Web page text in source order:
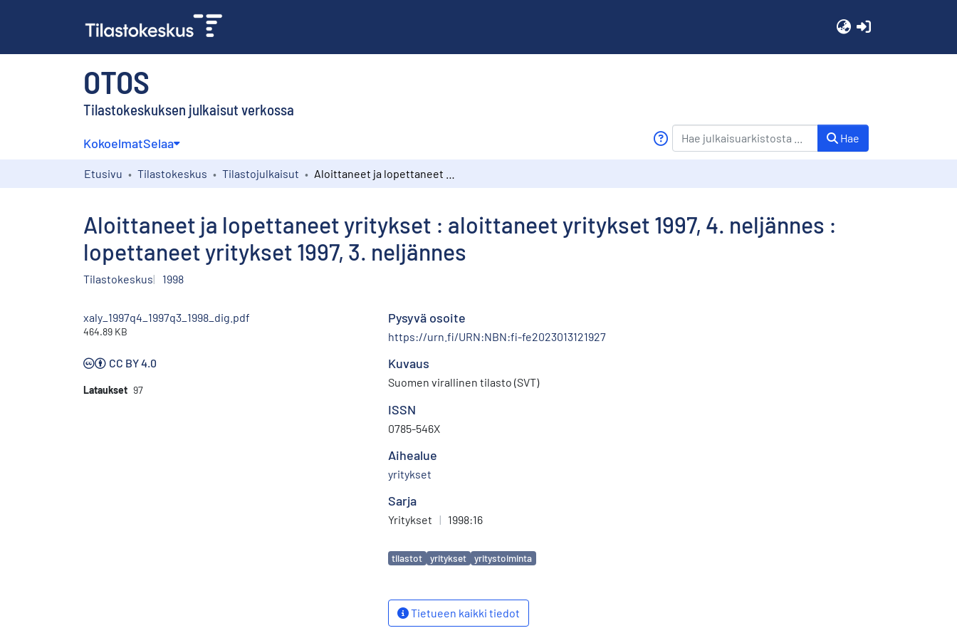
OTOS
Tilastokeskuksen julkaisut verkossa
KokoelmatSelaa Hae
Etusivu Tilastokeskus Tilastojulkaisut
Aloittaneet ja lopettaneet yritykset : aloittaneet yritykset 1997, 4. neljännes :
lopettaneet yritykset 1997, 3. neljännes
Tilastokeskus 1998
xaly_1997q4_1997q3_1998_dig.pdf
464.89 KB
CC BY 4.0
Lataukset 97
Pysyvä osoite
https://urn.fi/URN:NBN:fi-fe2023013121927
Kuvaus
Suomen virallinen tilasto (SVT)
ISSN
0785-546X
Aihealue
yritykset
Sarja
Yritykset | 1998:16
Avainsanat
tilastot yritykset yritystoiminta
Tietueen kaikki tiedot